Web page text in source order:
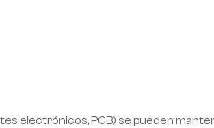
electrónicos, PCB) se pueden